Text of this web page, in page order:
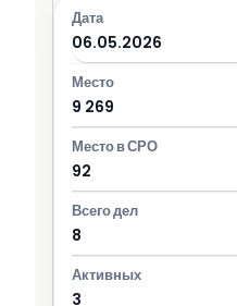
06.05.2026
9 269
92
8
3